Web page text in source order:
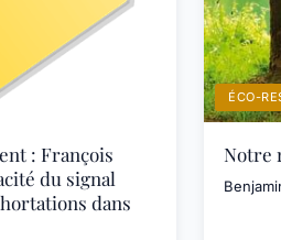
: François
du signal
dans
ÉCO-
Notre